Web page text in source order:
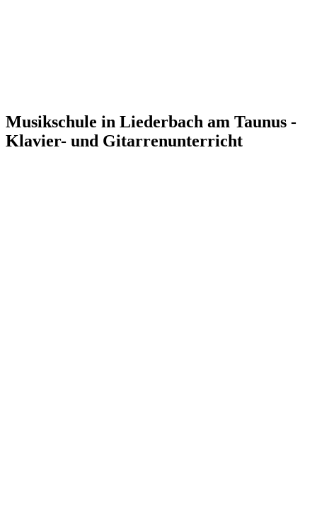
Musikschule in Liederbach am Taunus -
Klavier- und Gitarrenunterricht